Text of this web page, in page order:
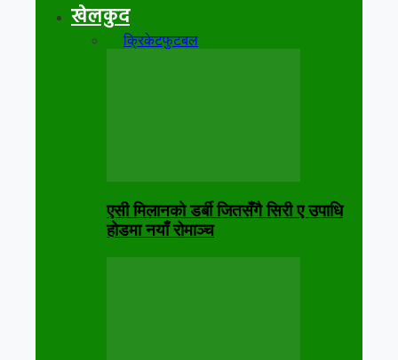
खेलकुद
सबैक्रिकेटफुटबल
एसी मिलानको डर्बी जितसँगै सिरी ए उपाधि
होडमा नयाँ रोमाञ्च